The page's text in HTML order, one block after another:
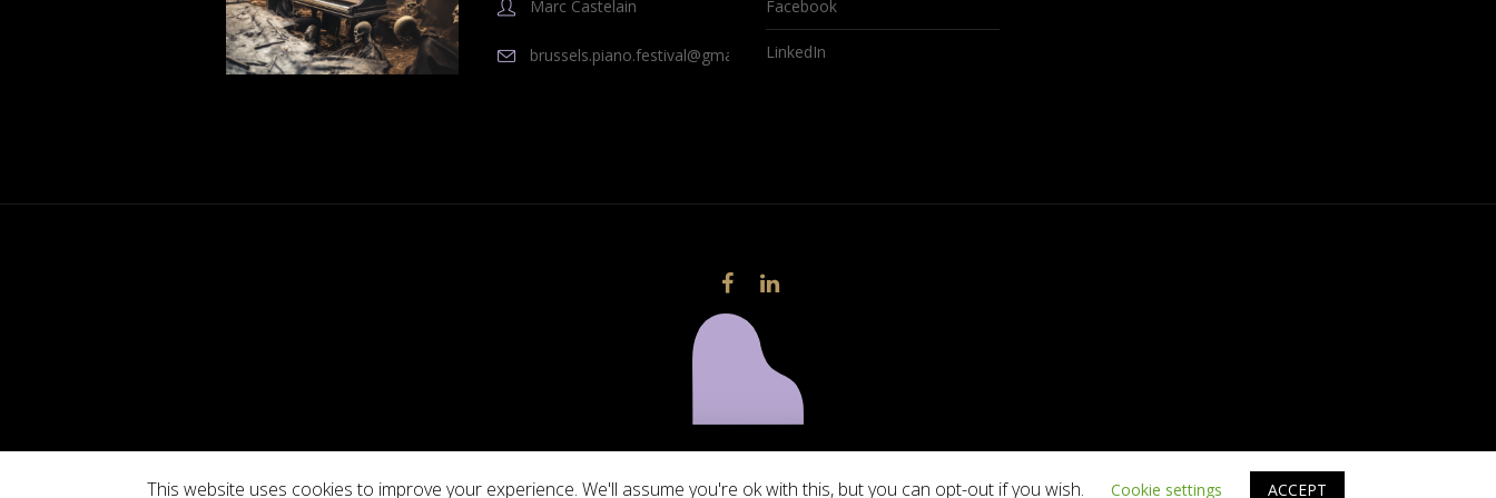
Marc Castelain
brussels.piano.festival@gmail.com
Facebook
LinkedIn
This website uses cookies to improve your experience. We'll assume you're ok with this, but you can opt-out if you wish. Cookie settings ACCEPT